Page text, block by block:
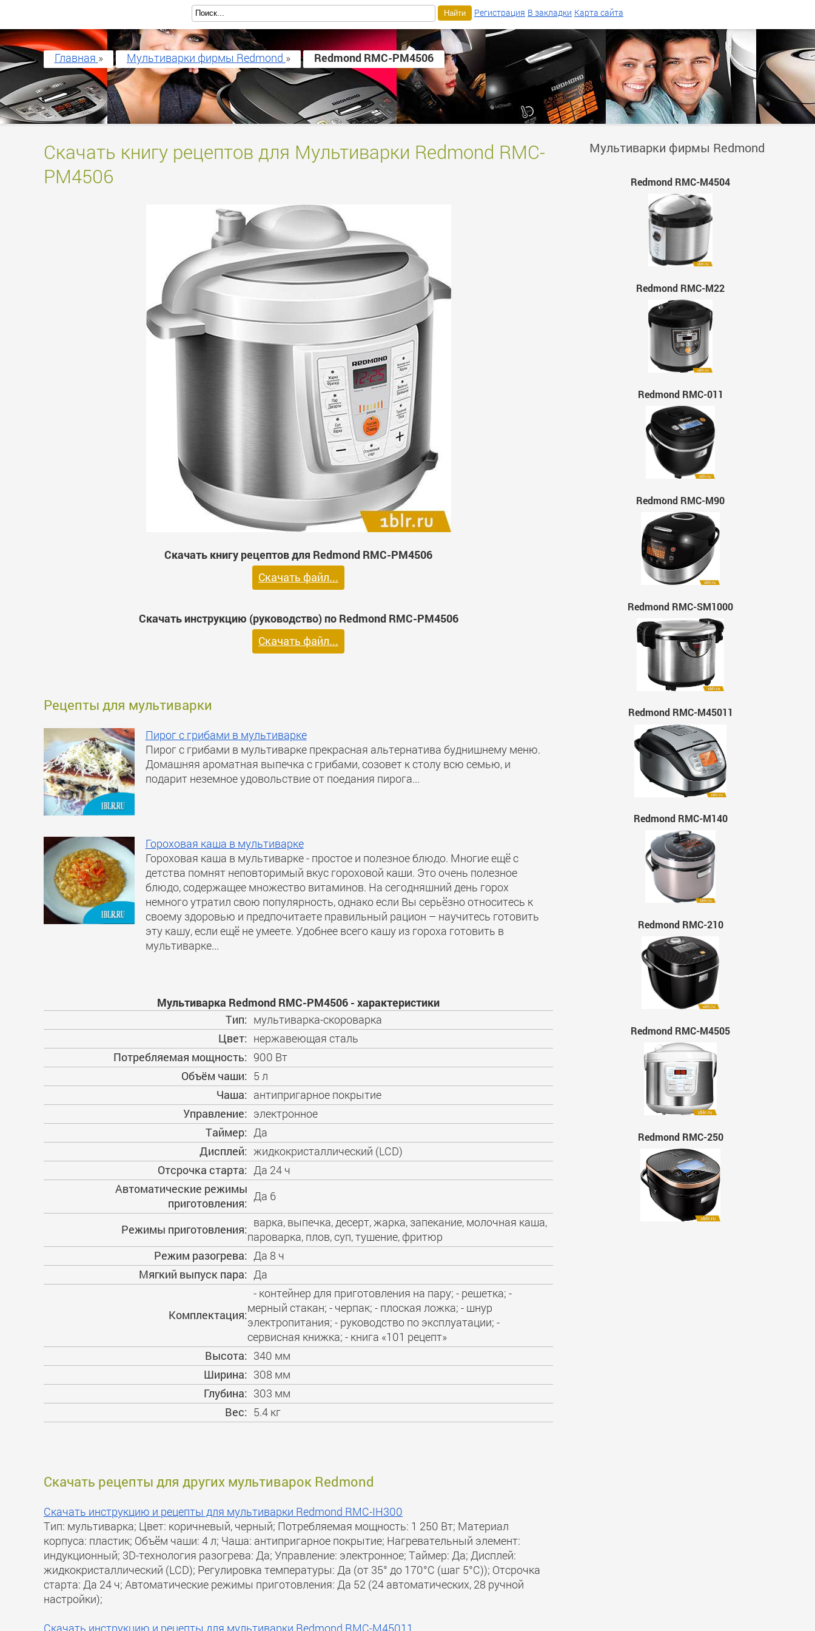
Скачать книгу рецептов для Мультиварки Redmond RMC-
PM4506
Скачать книгу рецептов для Redmond RMC-PM4506
Скачать файл...
Скачать инструкцию (руководство) по Redmond RMC-PM4506
Скачать файл...
Рецепты для мультиварки
Пирог с грибами в мультиварке
Пирог с грибами в мультиварке прекрасная альтернатива буднишнему меню.
Домашняя ароматная выпечка с грибами, созовет к столу всю семью, и
подарит неземное удовольствие от поедания пирога...
Гороховая каша в мультиварке
Гороховая каша в мультиварке - простое и полезное блюдо. Многие ещё с
детства помнят неповторимый вкус гороховой каши. Это очень полезное
блюдо, содержащее множество витаминов. На сегодняшний день горох
немного утратил свою популярность, однако если Вы серьёзно относитесь к
своему здоровью и предпочитаете правильный рацион – научитесь готовить
эту кашу, если ещё не умеете. Удобнее всего кашу из гороха готовить в
мультиварке...
Мультиварка Redmond RMC-PM4506 - характеристики
Тип: мультиварка-скороварка
Цвет: нержавеющая сталь
Потребляемая мощность: 900 Вт
Объём чаши: 5 л
Чаша: антипригарное покрытие
Управление: электронное
Таймер: Да
Дисплей: жидкокристаллический (LCD)
Отсрочка старта: Да 24 ч
Автоматические режимы
приготовления:
Да 6
Режимы приготовления:
варка, выпечка, десерт, жарка, запекание, молочная каша,
пароварка, плов, суп, тушение, фритюр
Режим разогрева: Да 8 ч
Мягкий выпуск пара: Да
Комплектация:
- контейнер для приготовления на пару; - решетка; -
мерный стакан; - черпак; - плоская ложка; - шнур
электропитания; - руководство по эксплуатации; -
сервисная книжка; - книга «101 рецепт»
Высота: 340 мм
Ширина: 308 мм
Глубина: 303 мм
Вес: 5.4 кг
Скачать рецепты для других мультиварок Redmond
Скачать инструкцию и рецепты для мультиварки Redmond RMC-IH300
Тип: мультиварка; Цвет: коричневый, черный; Потребляемая мощность: 1 250 Вт; Материал
корпуса: пластик; Объём чаши: 4 л; Чаша: антипригарное покрытие; Нагревательный элемент:
индукционный; 3D-технология разогрева: Да; Управление: электронное; Таймер: Да; Дисплей:
жидкокристаллический (LCD); Регулировка температуры: Да (от 35° до 170°С (шаг 5°С)); Отсрочка
старта: Да 24 ч; Автоматические режимы приготовления: Да 52 (24 автоматических, 28 ручной
настройки);
Главная » Мультиварки фирмы Redmond » Redmond RMC-PM4506
Мультиварки фирмы Redmond
Redmond RMC-M4504
Redmond RMC-M22
Redmond RMC-011
Redmond RMC-M90
Redmond RMC-SM1000
Redmond RMC-M45011
Redmond RMC-M140
Redmond RMC-210
Redmond RMC-M4505
Redmond RMC-250
Регистрация В закладки Карта сайта